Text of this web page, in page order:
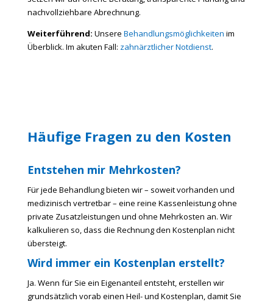
nachvollziehbare Abrechnung.
Weiterführend: Unsere Behandlungsmöglichkeiten im
Überblick. Im akuten Fall: zahnärztlicher Notdienst.
Häufige Fragen zu den Kosten
Entstehen mir Mehrkosten?
Für jede Behandlung bieten wir – soweit vorhanden und
medizinisch vertretbar – eine reine Kassenleistung ohne
private Zusatzleistungen und ohne Mehrkosten an. Wir
kalkulieren so, dass die Rechnung den Kostenplan nicht
übersteigt.
Wird immer ein Kostenplan erstellt?
Ja. Wenn für Sie ein Eigenanteil entsteht, erstellen wir
grundsätzlich vorab einen Heil- und Kostenplan, damit Sie